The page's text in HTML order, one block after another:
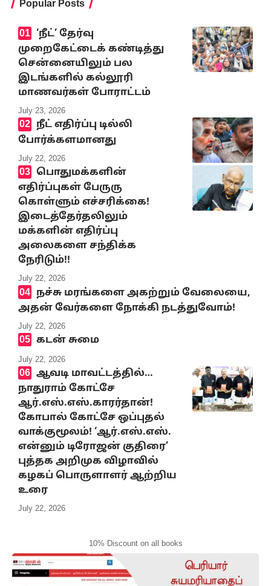
Popular Posts
‘நீட்’ தேர்வு
முறைகேட்டைக் கண்டித்து
சென்னையிலும் பல
இடங்களில் கல்லூரி
மாணவர்கள் போராட்டம்
July 23, 2026
நீட் எதிர்ப்பு டில்லி
போர்க்களமானது
July 22, 2026
பொதுமக்களின்
எதிர்ப்புகள் பேருரு
கொள்ளும் எச்சரிக்கை!
இடைத்தேர்தலிலும்
மக்களின் எதிர்ப்பு
அலைகளை சந்திக்க
நேரிடும்!!
July 22, 2026
நச்சு மரங்களை அகற்றும் வேலையை,
அதன் வேர்களை நோக்கி நடத்துவோம்!
July 22, 2026
கடன் சுமை
July 22, 2026
ஆவடி மாவட்டத்தில்…
நாதுராம் கோட்சே
ஆர்.எஸ்.எஸ்.காரர்தான்!
கோபால் கோட்சே ஒப்புதல்
வாக்குமூலம்! ‘ஆர்.எஸ்.எஸ்.
என்னும் டிரோஜன் குதிரை’
புத்தக அறிமுக விழாவில்
கழகப் பொருளாளர் ஆற்றிய
உரை
July 22, 2026
10% Discount on all books